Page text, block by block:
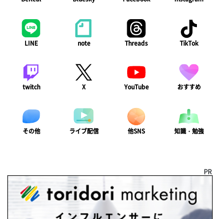
LINE note Threads TikTok
twitch X YouTube おすすめ
その他 ライブ配信 他SNS 知識・勉強
PR